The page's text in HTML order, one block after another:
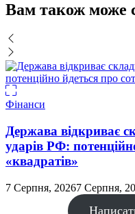
Вам також може
Фінанси
Держава відкриває
ударів РФ:
«квадратів»
7 Серпня, 20267 Серпня,